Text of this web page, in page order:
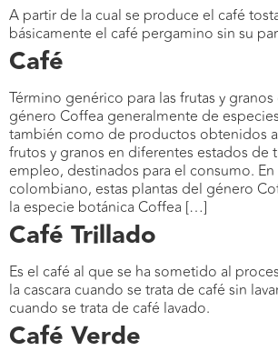
A partir de la cual se produce el café
básicamente el café pergamino sin su
Café
Término genérico para las frutas y
género Coffea generalmente de
también como de productos obtenidos
frutos y granos en diferentes estados de
empleo, destinados para el consumo. En
colombiano, estas plantas del género
la especie botánica Coffea […]
Café Trillado
Es el café al que se ha sometido al
la cascara cuando se trata de café sin
cuando se trata de café lavado.
Café Verde